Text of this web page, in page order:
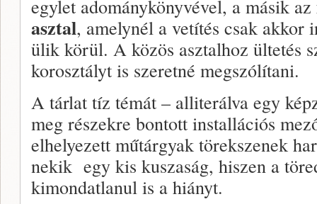
egylet adománykönyvével, a másik az
asztal, amelynél a vetítés csak akkor
ülik körül. A közös asztalhoz ültetés
korosztályt is szeretné megszólítani.
A tárlat tíz témát – alliterálva egy
meg részekre bontott installációs
elhelyezett műtárgyak törekszenek
nekik egy kis kuszaság, hiszen a
kimondatlanul is a hiányt.